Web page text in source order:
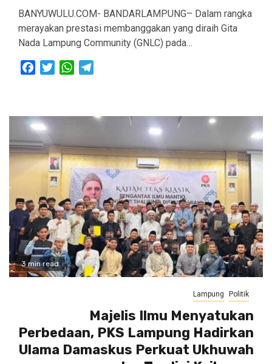
BANYUWULU.COM- BANDARLAMPUNG– Dalam rangka
merayakan prestasi membanggakan yang diraih Gita
Nada Lampung Community (GNLC) pada…
FacebookTwitterWhatsApp
3 min read
Lampung Politik
Majelis Ilmu Menyatukan
Perbedaan, PKS Lampung Hadirkan
Ulama Damaskus Perkuat Ukhuwah